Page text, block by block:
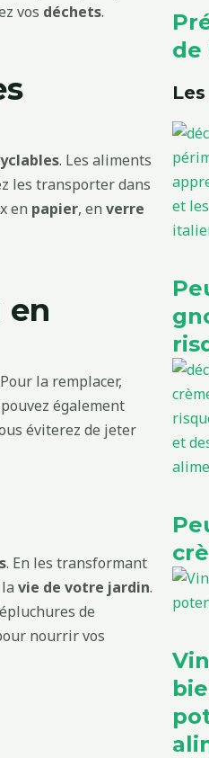
vos déchets.
. Les aliments
les transporter dans
en papier, en verre
en
la remplacer,
également
éviterez de jeter
. En les transformant
vie de votre jardin.
de
nourrir vos
de